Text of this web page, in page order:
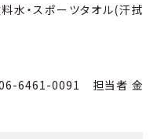
スポーツタオル(汗拭
0091 担当者 金